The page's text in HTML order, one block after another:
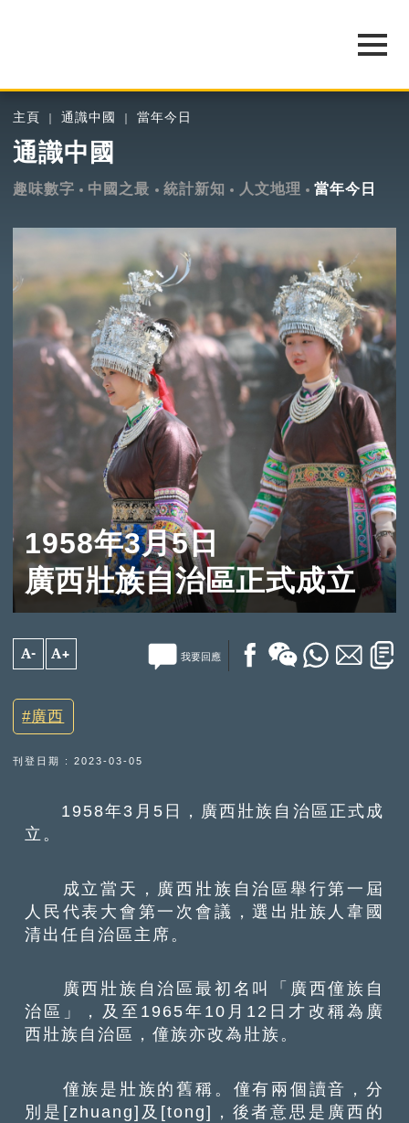
主頁 通識中國 當年今日
通識中國
趣味數字 中國之最 統計新知 人文地理 當年今日
1958年3月5日
廣西壯族自治區正式成立
A- A+ 我要回應
廣西
刊登日期 : 2023-03-05
1958年3月5日，廣西壯族自治區正式成
立。
成立當天，廣西壯族自治區舉行第一屆
人民代表大會第一次會議，選出壯族人韋國
清出任自治區主席。
廣西壯族自治區最初名叫「廣西僮族自
治區」，及至1965年10月12日才改稱為廣
西壯族自治區，僮族亦改為壯族。
僮族是壯族的舊稱。僮有兩個讀音，分
別是[zhuang]及[tong]，後者意思是廣西的